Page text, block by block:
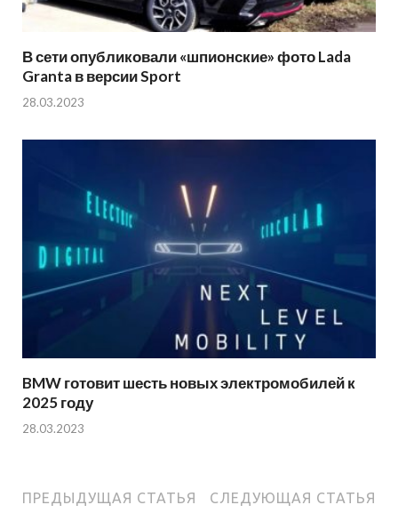
В сети опубликовали «шпионские» фото Lada
Granta в версии Sport
28.03.2023
BMW готовит шесть новых электромобилей к
2025 году
28.03.2023
ПРЕДЫДУЩАЯ СТАТЬЯ СЛЕДУЮЩАЯ СТАТЬЯ